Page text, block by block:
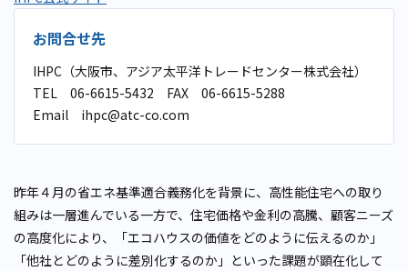
お問合せ先
IHPC（大阪市、アジア太平洋トレードセンター株式会社）
TEL 06-6615-5432 FAX 06-6615-5288
Email ihpc@atc-co.com
昨年４月の省エネ基準適合義務化を背景に、高性能住宅への取り
組みは一層進んでいる一方で、住宅価格や金利の高騰、顧客ニーズ
の高度化により、「エコハウスの価値をどのように伝えるのか」
「他社とどのように差別化するのか」といった課題が顕在化して